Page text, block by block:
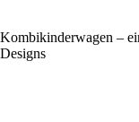
Kombikinderwagen –
Designs